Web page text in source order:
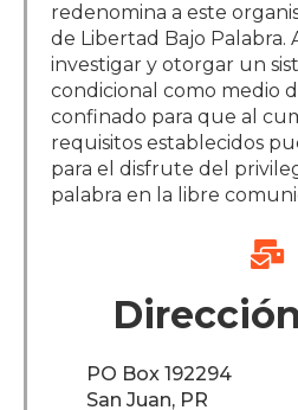
redenomina a este
de Libertad Bajo Palabra.
investigar y otorgar un
condicional como medio
confinado para que al
requisitos establecidos
para el disfrute del
palabra en la libre

PO Box 192294
San Juan, PR